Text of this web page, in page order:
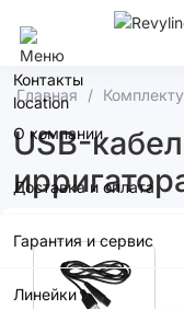
Контакты
О компании
Доставка и оплата
Гарантия и сервис
Линейки
Главная
USB-